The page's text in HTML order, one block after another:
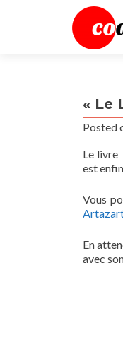
« Le
Posted
Le livre
est
Vous
En
avec